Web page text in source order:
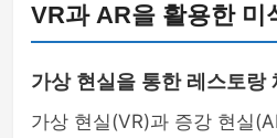
VR과 AR을 활용한 미
가상 현실을 통한 레스토랑
가상 현실(VR)과 증강 현실